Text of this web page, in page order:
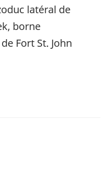
latéral de
borne
Fort St. John